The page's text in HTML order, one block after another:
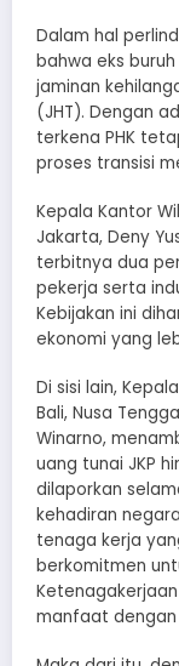
Dalam hal
bahwa eks
jaminan
(JHT). Dengan
terkena PHK
proses transisi
Kepala Kantor
Jakarta, Deny
terbitnya dua
pekerja serta
Kebijakan ini
ekonomi yang
Di sisi lain,
Bali, Nusa
Winarno,
uang tunai JKP
dilaporkan
kehadiran
tenaga kerja
berkomitmen
manfaat